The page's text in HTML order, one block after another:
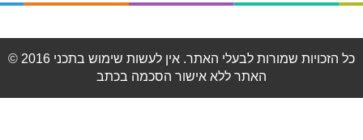
© 2016 כל הזכויות שמורות לבעלי האתר. אין לעשות שימוש בתכני
האתר ללא אישור הסכמה בכתב